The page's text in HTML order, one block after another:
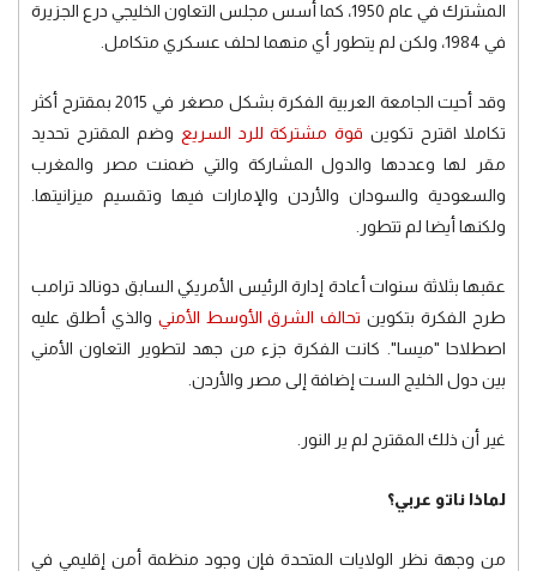
المشترك في عام 1950، كما أسس مجلس التعاون الخليجي درع الجزيرة
في 1984، ولكن لم يتطور أي منهما لحلف عسكري متكامل.
وقد أحيت الجامعة العربية الفكرة بشكل مصغر في 2015 بمقترح أكثر
تكاملا اقترح تكوين قوة مشتركة للرد السريع وضم المقترح تحديد
مقر لها وعددها والدول المشاركة والتي ضمنت مصر والمغرب
والسعودية والسودان والأردن والإمارات فيها وتقسيم ميزانيتها.
ولكنها أيضا لم تتطور.
عقبها بثلاثة سنوات أعادة إدارة الرئيس الأمريكي السابق دونالد ترامب
طرح الفكرة بتكوين تحالف الشرق الأوسط الأمني والذي أطلق عليه
اصطلاحا "ميسا". كانت الفكرة جزء من جهد لتطوير التعاون الأمني
بين دول الخليج الست إضافة إلى مصر والأردن.
غير أن ذلك المقترح لم ير النور.
لماذا ناتو عربي؟
من وجهة نظر الولايات المتحدة فإن وجود منظمة أمن إقليمي في